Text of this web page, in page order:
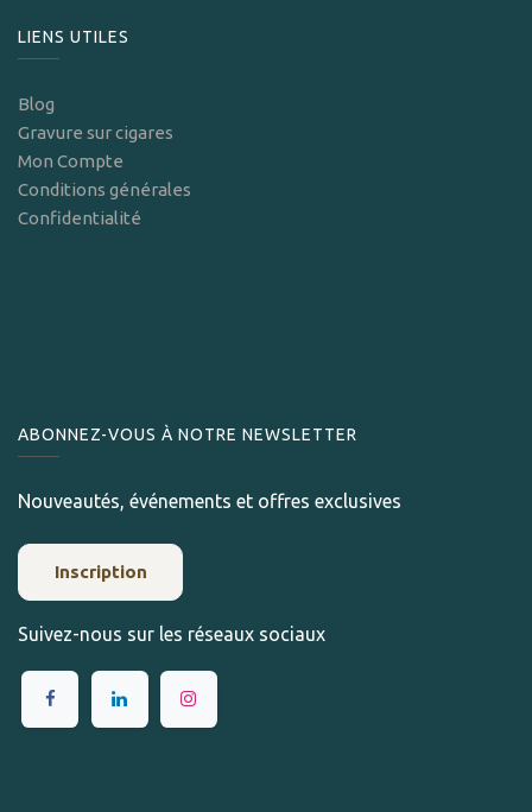
LIENS UTILES
Blog
Gravure sur cigares
Mon Compte
Conditions générales
Confidentialité
ABONNEZ-VOUS À NOTRE NEWSLETTER
Nouveautés, événements et offres exclusives
Inscription
Suivez-nous sur les réseaux sociaux